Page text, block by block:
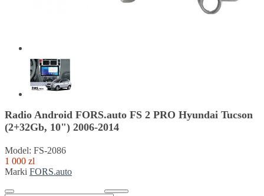
Radio Android FORS.auto FS 2 PRO Hyundai Tucson
(2+32Gb, 10") 2006-2014
Model: FS-2086
1 000 zl
Marki FORS.auto